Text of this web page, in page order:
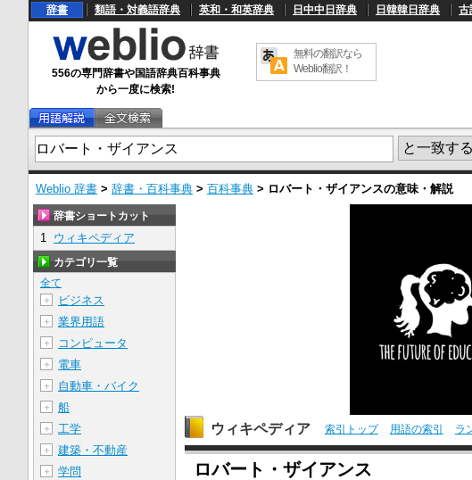
辞書 類語・対義語辞典 英和・和英辞典 日中中日辞典 日韓韓日辞典 古
556の専門辞書や国語辞典百科事典
から一度に検索!
無料の翻訳なら
Weblio翻訳！
Weblio 辞書 > 辞書・百科事典 > 百科事典 > ロバート・ザイアンスの意味・解説
ウィキペディア 索引トップ 用語の索引 ラ
ロバート・ザイアンス
辞書ショートカット
1 ウィキペディア
カテゴリ一覧
全て
＋
ビジネス
＋ 業界用語
＋ コンピュータ
＋ 電車
＋ 自動車・バイク
＋ 船
＋ 工学
＋ 建築・不動産
＋ 学問